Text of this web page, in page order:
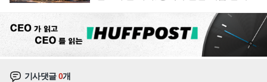
기사댓글0개